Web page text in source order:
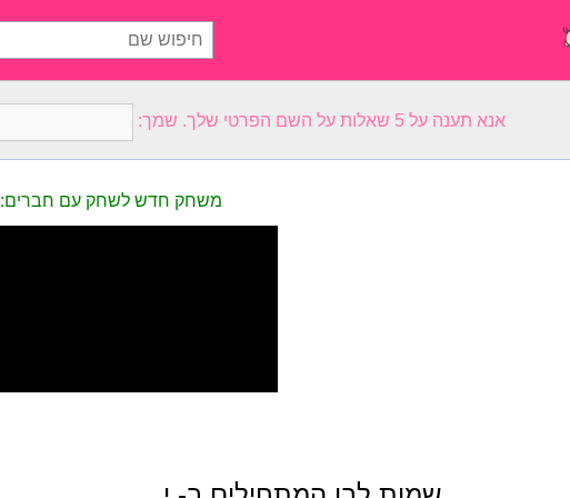
אנא תענה על 5 שאלות על השם הפרטי שלך. שמך:
משחק חדש לשחק עם חברים: